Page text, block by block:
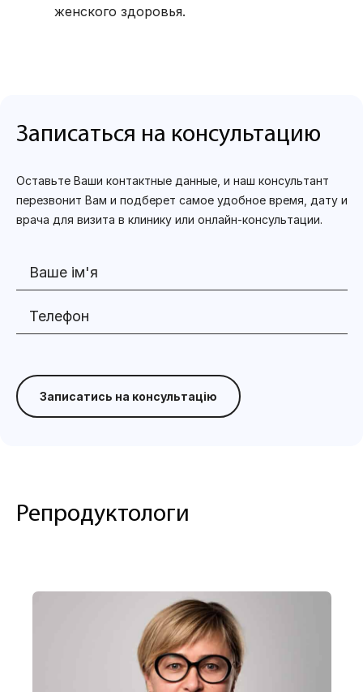
женского здоровья.
Записаться на консультацию
Оставьте Ваши контактные данные, и наш консультант
перезвонит Вам и подберет самое удобное время, дату и
врача для визита в клинику или онлайн-консультации.
Записатись на консультацію
Репродуктологи